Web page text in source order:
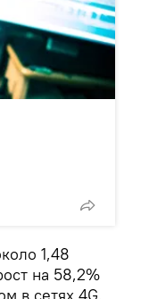
1,48
на 58,2%